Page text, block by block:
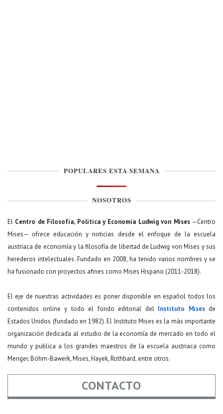
POPULARES ESTA SEMANA
NOSOTROS
El Centro de Filosofía, Política y Economía Ludwig von Mises—Centro
Mises— ofrece educación y noticias desde el enfoque de la escuela
austriaca de economía y la filosofía de libertad de Ludwig von Mises y sus
herederos intelectuales. Fundado en 2008, ha tenido varios nombres y se
ha fusionado con proyectos afines como Mises Hispano (2011-2018).
El eje de nuestras actividades es poner disponible en español todos los
contenidos online y todo el fondo editorial del Instituto Misesde
Estados Unidos (fundado en 1982). El Instituto Mises es la más importante
organización dedicada al estudio de la economía de mercado en todo el
mundo y publica a los grandes maestros de la escuela austriaca como
Menger, Böhm-Bawerk, Mises, Hayek, Rothbard, entre otros.
CONTACTO